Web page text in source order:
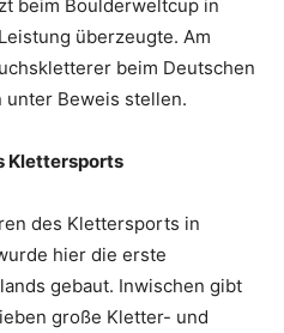
beim Boulderweltcup in
überzeugte. Am
beim Deutschen
unter Beweis stellen.
Klettersports
des Klettersports in
hier die erste
gebaut. Inwischen gibt
große Kletter- und